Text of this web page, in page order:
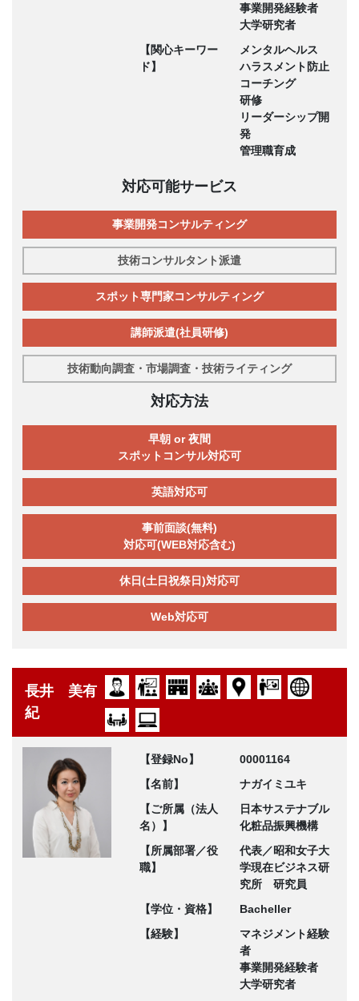
事業開発経験者
大学研究者
【関心キーワー
ド】
メンタルヘルス
ハラスメント防止
コーチング
研修
リーダーシップ開
発
管理職育成
対応可能サービス
事業開発コンサルティング
技術コンサルタント派遣
スポット専門家コンサルティング
講師派遣(社員研修)
技術動向調査・市場調査・技術ライティング
対応方法
早朝 or 夜間
スポットコンサル対応可
英語対応可
事前面談(無料)
対応可(WEB対応含む)
休日(土日祝祭日)対応可
Web対応可
長井 美有
紀
【登録No】
00001164
【名前】
ナガイミユキ
【ご所属（法人
名）】
日本サステナブル
化粧品振興機構
【所属部署／役
職】
代表／昭和女子大
学現在ビジネス研
究所 研究員
【学位・資格】
Bacheller
【経験】
マネジメント経験
者
事業開発経験者
大学研究者